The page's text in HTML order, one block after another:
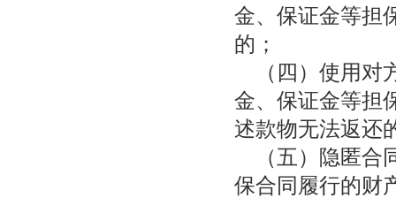
金、保证金等担
的；
（四）使用对
金、保证金等担
述款物无法返还
（五）隐匿合
保合同履行的财